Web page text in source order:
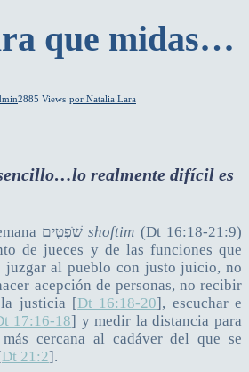
que midas…
2885 Views por Natalia Lara
realmente difícil es
de esta semana שֹׁפְטִ֣יםshoftim (Dt 16:18-21:9)
de jueces y de las funciones que
al pueblo con justo juicio, no
acepción de personas, no recibir
la justicia [Dt 16:18-20], escuchar e
17:16-18] y medir la distancia para
cercana al cadáver del que se
Dt 21:2].